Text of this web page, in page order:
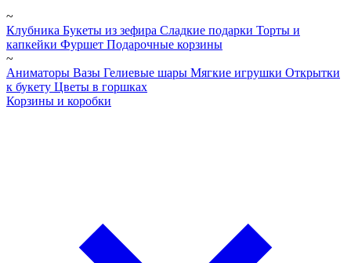
~
Клубника Букеты из зефира Сладкие подарки Торты и
капкейки Фуршет Подарочные корзины
~
Аниматоры Вазы Гелиевые шары Мягкие игрушки Открытки
к букету Цветы в горшках
Корзины и коробки